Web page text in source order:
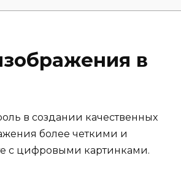
в
в создании качественных
более четкими и
с цифровыми картинками.